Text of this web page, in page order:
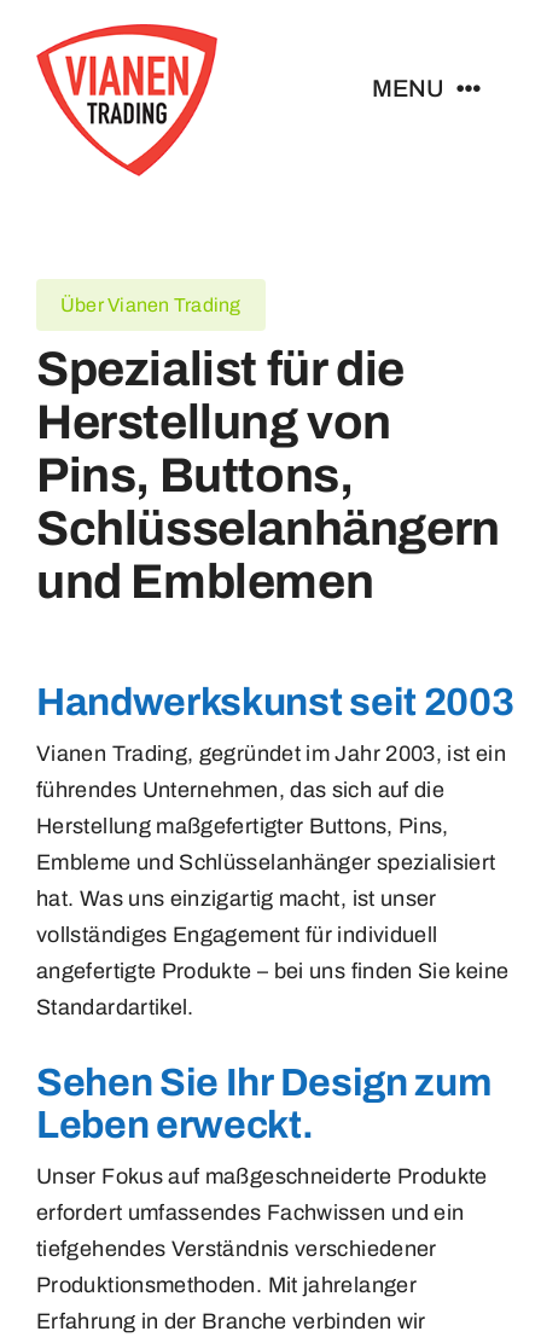
naar
inhoud
MENU
Abzeichen
Schlüsselanhänger
Medaillen
Kontakt
Über Vianen Trading
Spezialist für die
Herstellung von
Pins, Buttons,
Schlüsselanhängern
und Emblemen
Handwerkskunst seit 2003
Vianen Trading, gegründet im Jahr 2003, ist ein
führendes Unternehmen, das sich auf die
Herstellung maßgefertigter Buttons, Pins,
Embleme und Schlüsselanhänger spezialisiert
hat. Was uns einzigartig macht, ist unser
vollständiges Engagement für individuell
angefertigte Produkte – bei uns finden Sie keine
Standardartikel.
Sehen Sie Ihr Design zum
Leben erweckt.
Unser Fokus auf maßgeschneiderte Produkte
erfordert umfassendes Fachwissen und ein
tiefgehendes Verständnis verschiedener
Produktionsmethoden. Mit jahrelanger
Erfahrung in der Branche verbinden wir